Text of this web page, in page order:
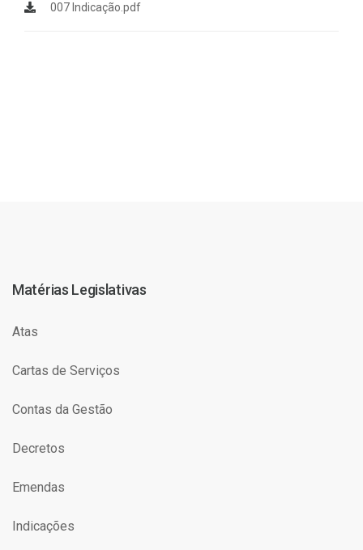
007 Indicação.pdf
Matérias Legislativas
Atas
Cartas de Serviços
Contas da Gestão
Decretos
Emendas
Indicações